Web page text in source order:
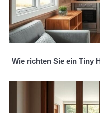
Wie richten Sie ein Tiny